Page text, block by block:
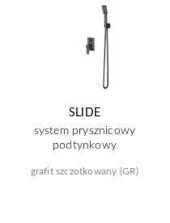
SLIDE
system prysznicowy
podtynkowy
grafit szczotkowany (GR)